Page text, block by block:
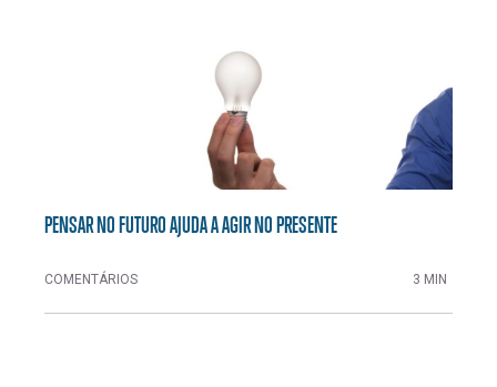
PENSAR NO FUTURO AJUDA A AGIR NO PRESENTE
COMENTÁRIOS 3 MIN